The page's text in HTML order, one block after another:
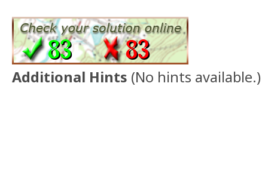
Additional Hints (No hints available.)